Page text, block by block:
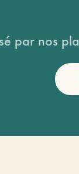
par nos